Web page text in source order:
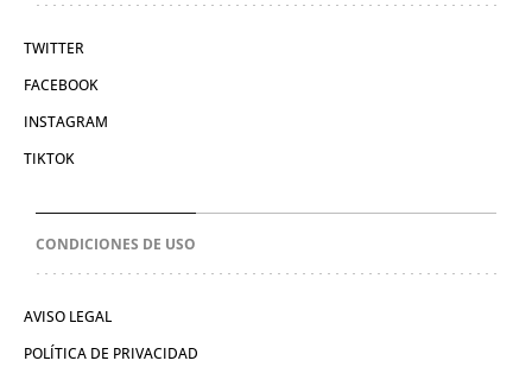
TWITTER
FACEBOOK
INSTAGRAM
TIKTOK
CONDICIONES DE USO
AVISO LEGAL
POLÍTICA DE PRIVACIDAD